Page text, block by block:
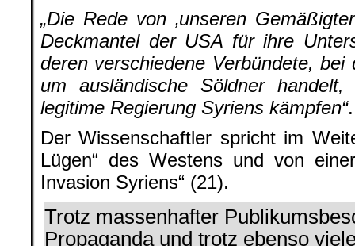
„Die Rede von ‚unseren
Deckmantel der USA für ihre
deren verschiedene Verbündete,
um ausländische Söldner
legitime Regierung Syriens kämpfen“.
Der Wissenschaftler spricht im
Lügen“ des Westens und von
Invasion Syriens“ (21).
Trotz massenhafter
Propaganda und trotz ebenso